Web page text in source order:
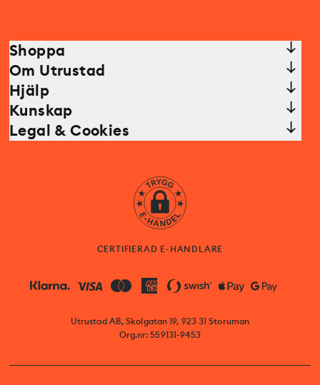
Shoppa
Om Utrustad
Hjälp
Kunskap
Legal & Cookies
CERTIFIERAD E-HANDLARE
Utrustad AB, Skolgatan 19, 923 31 Storuman
Org.nr: 559131-9453